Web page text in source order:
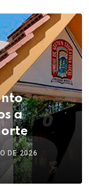
a
DE 2026